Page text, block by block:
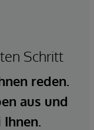
Schritt
reden.
aus und